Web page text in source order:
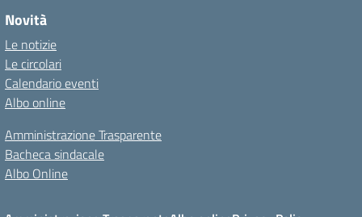
Novità
Le notizie
Le circolari
Calendario eventi
Albo online
Amministrazione Trasparente
Bacheca sindacale
Albo Online